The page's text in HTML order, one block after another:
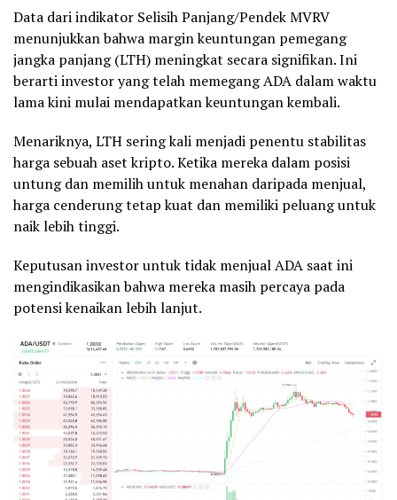
Data dari indikator Selisih Panjang/Pendek MVRV
menunjukkan bahwa margin keuntungan pemegang
jangka panjang (LTH) meningkat secara signifikan. Ini
berarti investor yang telah memegang ADA dalam waktu
lama kini mulai mendapatkan keuntungan kembali.
Menariknya, LTH sering kali menjadi penentu stabilitas
harga sebuah aset kripto. Ketika mereka dalam posisi
untung dan memilih untuk menahan daripada menjual,
harga cenderung tetap kuat dan memiliki peluang untuk
naik lebih tinggi.
Keputusan investor untuk tidak menjual ADA saat ini
mengindikasikan bahwa mereka masih percaya pada
potensi kenaikan lebih lanjut.